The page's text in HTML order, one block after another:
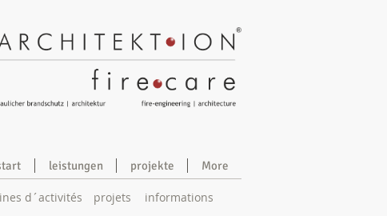
leistungen projekte More
d´activités projets informations